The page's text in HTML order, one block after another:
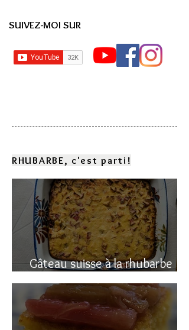
SUIVEZ-MOI SUR
RHUBARBE, c'est parti!
Gâteau suisse à la rhubarbe
(avec polenta)